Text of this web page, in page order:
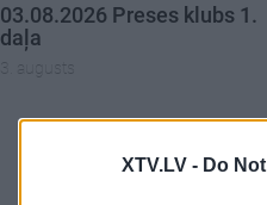
XTV.LV - Do
03.08.2026 Preses klubs 1.
daļa
3. augusts